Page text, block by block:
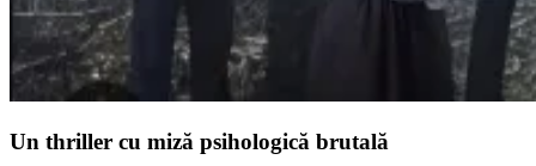
Un thriller cu miză psihologică brutală